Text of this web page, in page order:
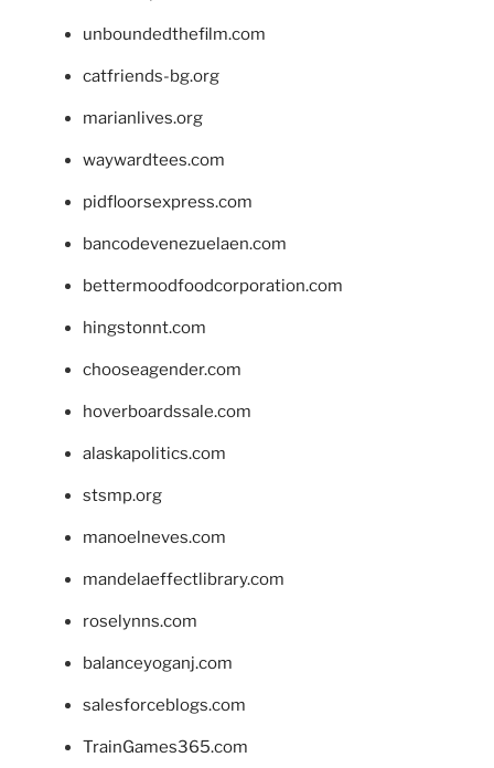
unboundedthefilm.com
catfriends-bg.org
marianlives.org
waywardtees.com
pidfloorsexpress.com
bancodevenezuelaen.com
bettermoodfoodcorporation.com
hingstonnt.com
chooseagender.com
hoverboardssale.com
alaskapolitics.com
stsmp.org
manoelneves.com
mandelaeffectlibrary.com
roselynns.com
balanceyoganj.com
salesforceblogs.com
TrainGames365.com